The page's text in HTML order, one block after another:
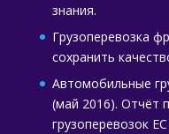
знания.
Грузоперевозка
сохранить
Автомобильные
(май 2016). Отчёт
грузоперевозок